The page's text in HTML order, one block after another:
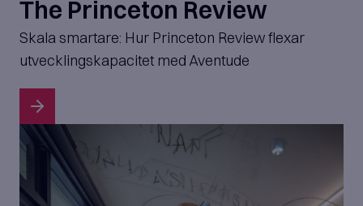
The Princeton Review
Skala smartare: Hur Princeton Review flexar
utvecklingskapacitet med Aventude